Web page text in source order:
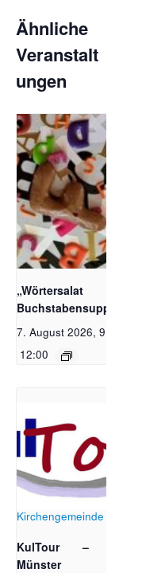
Ähnliche
Veranstalt
ungen
Bildquelle_ Pixabay
Free_Christoph
Meinersmann
„Wörtersalat und
Buchstabensuppe“
7. August 2026, 9:00
12:00
Bildrechte: Ev. Erlöser
Kirchengemeinde Bonn
KulTour – Bonner
Münster